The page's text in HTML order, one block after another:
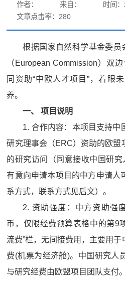
作者： 来自：
时间
文章点击率： 280
根据国家自然科学基金委
（European Commission）双
同资助“中欧人才项目”，着眼
养。
一、项目说明
1. 合作内容：本项目支持中
研究理事会（ERC）资助的欧盟
的研究访问（同意接收中国研究
有意向申请本项目的中方申请人
系方式，联系方式见后文）。
2. 资助强度：中方资助强
币，仅限经费预算表格中的第9
流费”栏，无间接费用，主要用
费(机票为经济舱)。中国研究人
与研究经费由欧盟项目团队支付。